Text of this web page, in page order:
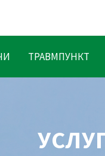
ТРАВМПУНКТ